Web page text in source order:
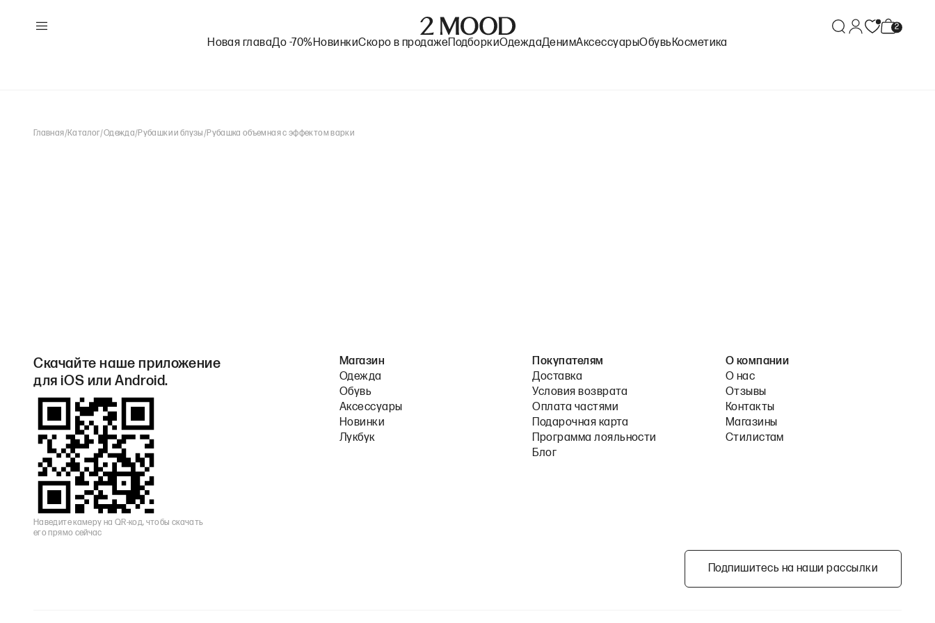
Новая главаДо -70%НовинкиСкоро в продаже ПодборкиОдеждаДенимАксессуарыОбувь Косметика
Главная/Каталог/Одежда/Рубашки и блузы /Рубашка объемная с эффектом варки
Скачайте наше приложение
для iOS или Android.
Наведите камеру на QR-код, чтобы скачать
его прямо сейчас
Магазин
Одежда
Обувь
Аксессуары
Новинки
Лукбук
Покупателям
Доставка
Условия возврата
Оплата частями
Подарочная карта
Программа лояльности
Блог
О компании
О нас
Отзывы
Контакты
Магазины
Стилистам
Подпишитесь на наши рассылки